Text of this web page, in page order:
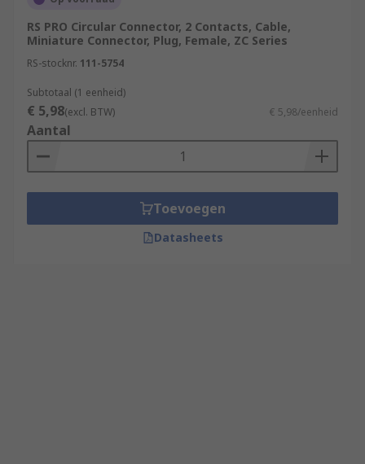
RS PRO Circular Connector, 2 Contacts, Cable,
Miniature Connector, Plug, Female, ZC Series
RS-stocknr. 111-5754
Subtotaal (1 eenheid)
€ 5,98(excl. BTW) € 5,98/eenheid
Aantal
Toevoegen
Datasheets